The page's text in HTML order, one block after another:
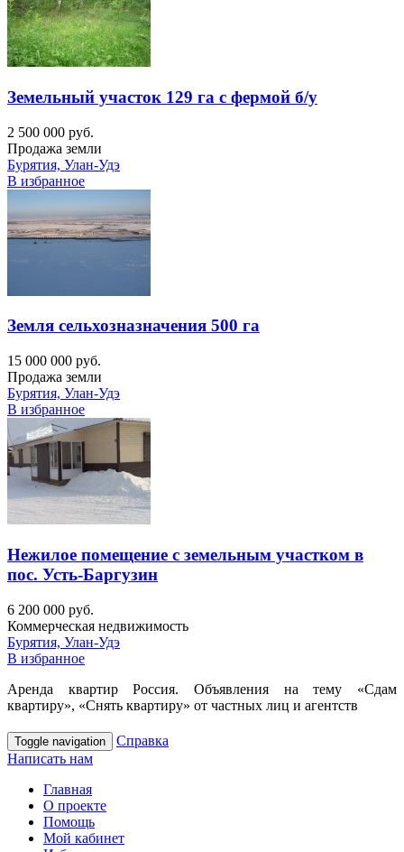
Земельный участок 129 га с фермой б/у
2 500 000 руб.
Продажа земли
Бурятия, Улан-Удэ
В избранное
Земля сельхозназначения 500 га
15 000 000 руб.
Продажа земли
Бурятия, Улан-Удэ
В избранное
Нежилое помещение с земельным участком в
пос. Усть-Баргузин
6 200 000 руб.
Коммерческая недвижимость
Бурятия, Улан-Удэ
В избранное
Аренда квартир Россия. Объявления на тему «Сдам
квартиру», «Снять квартиру» от частных лиц и агентств
Toggle navigation
Справка
Написать нам
Главная
О проекте
Помощь
Мой кабинет